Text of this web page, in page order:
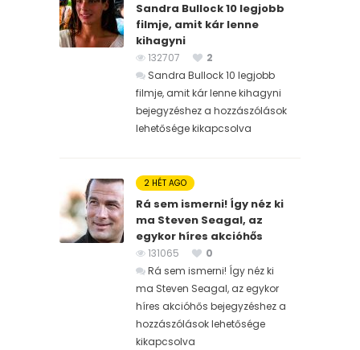
Sandra Bullock 10 legjobb
filmje, amit kár lenne
kihagyni
132707
2
Sandra Bullock 10 legjobb
filmje, amit kár lenne kihagyni
bejegyzéshez a hozzászólások
lehetősége kikapcsolva
2 HÉT AGO
Rá sem ismerni! Így néz ki
ma Steven Seagal, az
egykor híres akcióhős
131065
0
Rá sem ismerni! Így néz ki
ma Steven Seagal, az egykor
híres akcióhős bejegyzéshez a
hozzászólások lehetősége
kikapcsolva